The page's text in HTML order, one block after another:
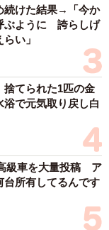
続けた結果→「今か
ぶように 誇らしげ
い」
てられた1匹の金
で元気取り戻し白
級車を大量投稿 ア
台所有してるんです